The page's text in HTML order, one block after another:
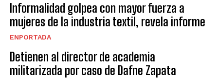
Informalidad golpea con mayor fuerza a
mujeres de la industria textil, revela informe
ENPORTADA
Detienen al director de academia
militarizada por caso de Dafne Zapata